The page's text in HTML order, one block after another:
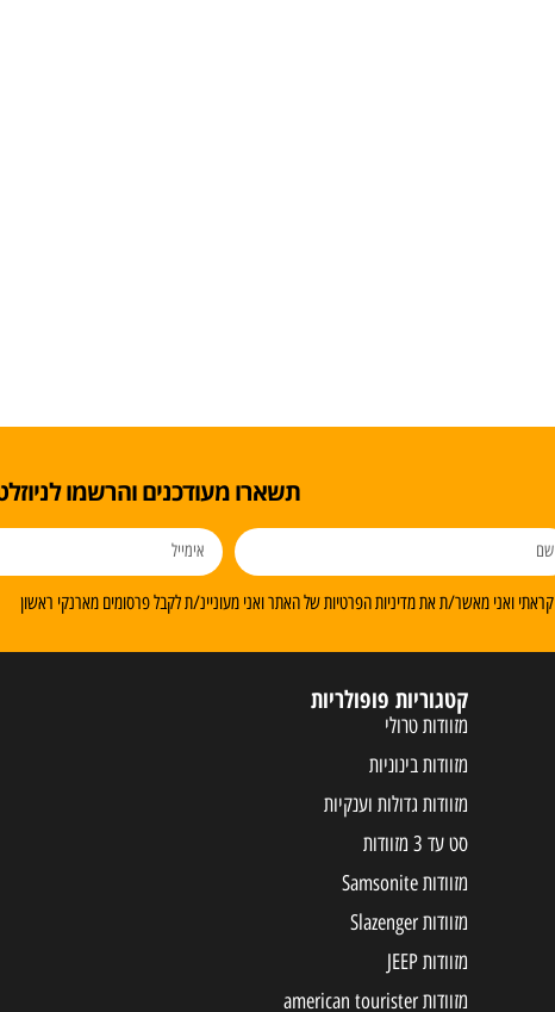
תשארו מעודכנים והרשמו
קראתי ואני מאשר/ת את מדיניות הפרטיות של האתר ואני מעוניינ/ת לקבל פרסומים מארנקי ראשון
קטגוריות פופולריות
מזוודות טרולי
מזוודות בינוניות
מזוודות גדולות וענקיות
סט עד 3 מזוודות
מזוודות Samsonite
מזוודות Slazenger
מזוודות JEEP
מזוודות american tourister